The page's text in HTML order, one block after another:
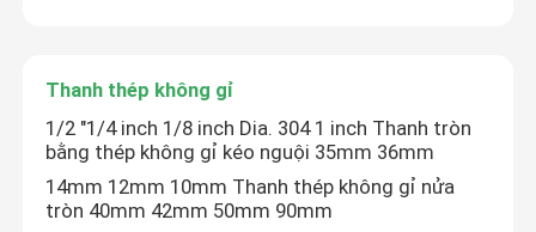
Kiểm soát chất lượng
Liên hệ chúng tôi
Thanh thép không gỉ
1/2 "1/4 inch 1/8 inch Dia. 304 1 inch Thanh tròn
bằng thép không gỉ kéo nguội 35mm 36mm
14mm 12mm 10mm Thanh thép không gỉ nửa
tròn 40mm 42mm 50mm 90mm